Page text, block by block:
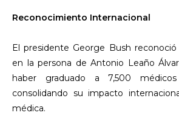
Reconocimiento Internacional
El presidente George Bush
en la persona de Antonio Leaño
haber graduado a 7,500 médicos
consolidando su impacto
médica.